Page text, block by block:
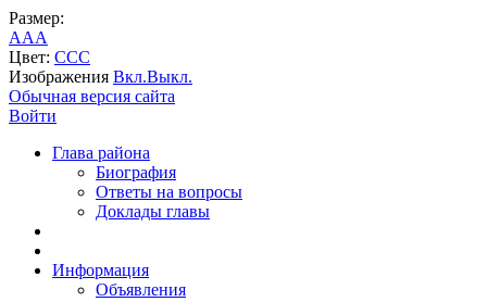
Размер:
AAA
Цвет: CCC
Изображения Вкл.Выкл.
Обычная версия сайта
Войти
Глава района
Биография
Ответы на вопросы
Доклады главы
Информация
Объявления